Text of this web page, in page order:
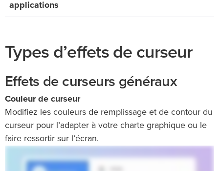
applications
Types d’effets de curseur
Effets de curseurs généraux
Couleur de curseur
Modifiez les couleurs de remplissage et de contour du
curseur pour l’adapter à votre charte graphique ou le
faire ressortir sur l’écran.